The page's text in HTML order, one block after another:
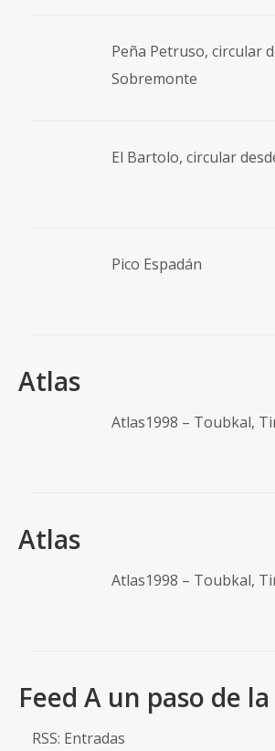
Peña Petruso, circular
Sobremonte
El Bartolo, circular
Pico Espadán
Atlas
Atlas1998 – Toubkal,
Atlas
Atlas1998 – Toubkal,
Feed A un paso de
RSS: Entradas